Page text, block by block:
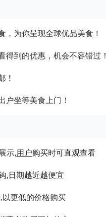
，为你呈现全球优品美食！
得到的优惠，机会不容错过！
！
户坐等美食上门！
示,用户购买时可直观查看
,日期越近越便宜
,以更低的价格购买